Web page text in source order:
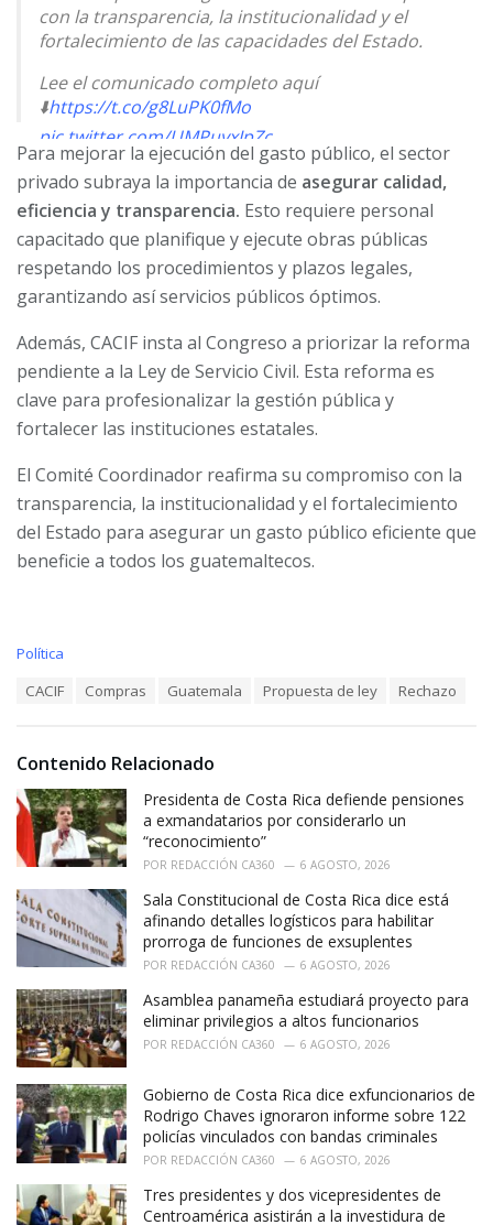
con la transparencia, la institucionalidad y el
fortalecimiento de las capacidades del Estado.
Lee el comunicado completo aquí
⬇️https://t.co/g8LuPK0fMo
pic.twitter.com/UMPuyxJpZc
— CACIF (@CACIFGuatemala)July 31, 2025
Para mejorar la ejecución del gasto público, el sector
privado subraya la importancia de asegurar calidad,
eficiencia y transparencia. Esto requiere personal
capacitado que planifique y ejecute obras públicas
respetando los procedimientos y plazos legales,
garantizando así servicios públicos óptimos.
Además, CACIF insta al Congreso a priorizar la reforma
pendiente a la Ley de Servicio Civil. Esta reforma es
clave para profesionalizar la gestión pública y
fortalecer las instituciones estatales.
El Comité Coordinador reafirma su compromiso con la
transparencia, la institucionalidad y el fortalecimiento
del Estado para asegurar un gasto público eficiente que
beneficie a todos los guatemaltecos.
P
u
n
t
a
a
C
h
a
t
G
P
T
C
r
i
e
:
Política
:
CACIF Compras Guatemala Propuesta de ley Rechazo
Contenido Relacionado
Presidenta de Costa Rica defiende pensiones
a exmandatarios por considerarlo un
“reconocimiento”
POR REDACCIÓN CA360 6 AGOSTO, 2026
Sala Constitucional de Costa Rica dice está
afinando detalles logísticos para habilitar
prorroga de funciones de exsuplentes
POR REDACCIÓN CA360 6 AGOSTO, 2026
Asamblea panameña estudiará proyecto para
eliminar privilegios a altos funcionarios
POR REDACCIÓN CA360 6 AGOSTO, 2026
Gobierno de Costa Rica dice exfuncionarios de
Rodrigo Chaves ignoraron informe sobre 122
policías vinculados con bandas criminales
POR REDACCIÓN CA360 6 AGOSTO, 2026
Tres presidentes y dos vicepresidentes de
Centroamérica asistirán a la investidura de